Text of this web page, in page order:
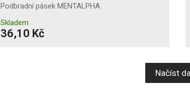
Podbradní pásek MENTALPHA
Skladem
36,10 Kč
Načíst